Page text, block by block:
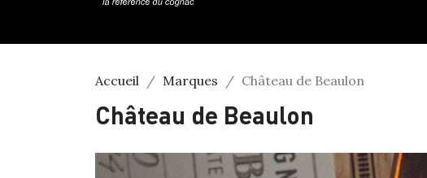
Accueil Marques Château de Beaulon
Château de Beaulon